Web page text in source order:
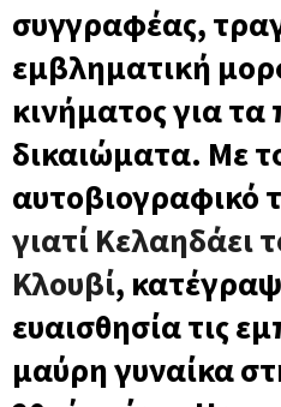
συγγραφέας,
εμβληματική
κινήματος για τα
δικαιώματα. Με
αυτοβιογραφικό
γιατί Κελαηδάει
Κλουβί,
ευαισθησία τις
μαύρη γυναίκα